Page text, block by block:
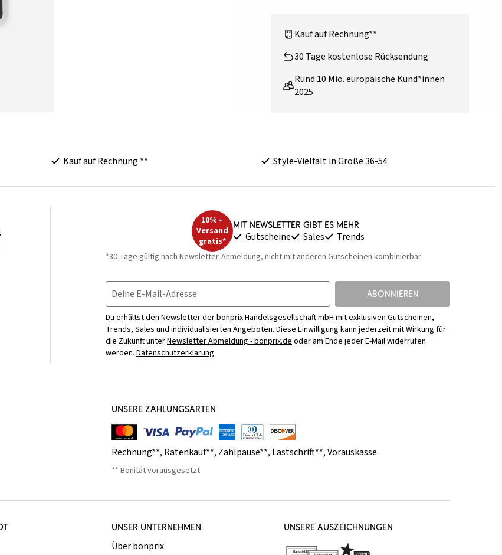
Kauf auf Rechnung**
30 Tage kostenlose Rücksendung
Rund 10 Mio. europäische Kund*innen
2025
Kauf auf Rechnung ** Style-Vielfalt in Größe 36-54
10% +
Versand
gratis*
Mit Newsletter gibt es mehr
Gutscheine Sales Trends
*30 Tage gültig nach Newsletter-Anmeldung, nicht mit anderen Gutscheinen kombinierbar
Deine E-Mail-Adresse ABONNIEREN
Du erhältst den Newsletter der bonprix Handelsgesellschaft mbH mit exklusiven Gutscheinen,
Trends, Sales und individualisierten Angeboten. Diese Einwilligung kann jederzeit mit Wirkung für
die Zukunft unterNewsletter Abmeldung - bonprix.deoder am Ende jeder E-Mail widerrufen
werden. Datenschutzerklärung
UNSERE ZAHLUNGSARTEN
Rechnung**, Ratenkauf**, Zahlpause**, Lastschrift**,Vorauskasse
** Bonität vorausgesetzt
UNSER UNTERNEHMEN
Über bonprix
UNSERE AUSZEICHNUNGEN